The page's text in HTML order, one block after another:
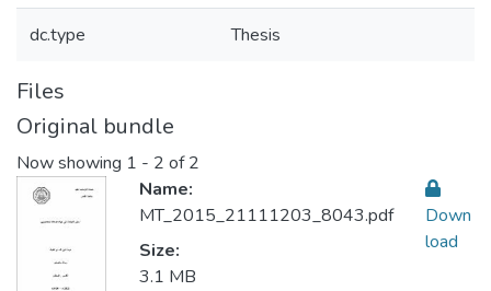
dc.type Thesis
Files
Original bundle
Now showing 1 - 2 of 2
Name:
MT_2015_21111203_8043.pdf
Size:
3.1 MB
Down
load